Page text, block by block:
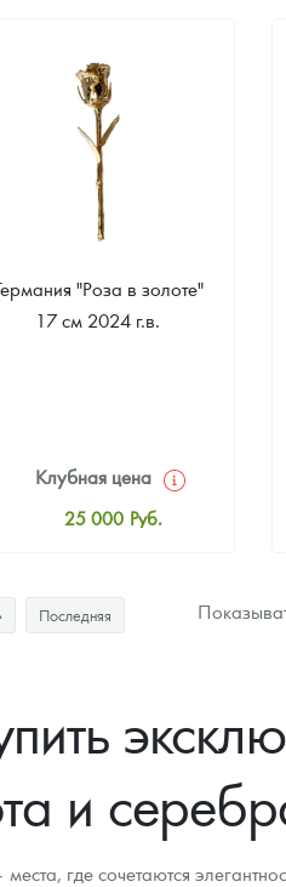
Звоните
"Роза в золоте"
17 см 2024 г.в.
Клубная цена
25 000 Руб.
25 000
Цена выкупа
Последняя
и
где сочетаются